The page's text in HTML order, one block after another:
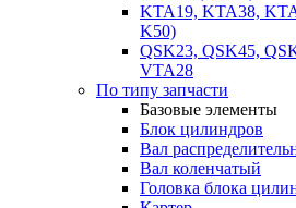
KTA19, KTA38,
K50)
QSK23, QSK45,
VTA28
По типу запчасти
Базовые элементы
Блок цилиндров
Вал
Вал коленчатый
Головка блока